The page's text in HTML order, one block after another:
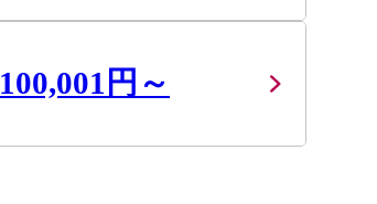
100,001円～